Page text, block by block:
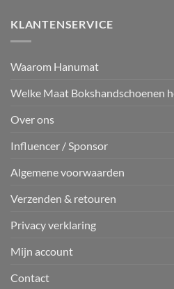
KLANTENSERVICE
Waarom Hanumat
Welke Maat Bokshandschoenen
Over ons
Influencer / Sponsor
Algemene voorwaarden
Verzenden & retouren
Privacy verklaring
Mijn account
Contact